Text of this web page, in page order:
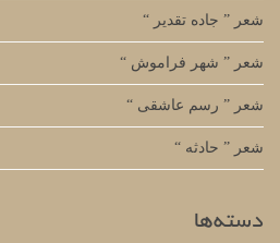
شعر ” جاده تقدیر “
شعر ” شهر فراموش “
شعر ” رسم عاشقی “
شعر ” حادثه “
دسته‌ها